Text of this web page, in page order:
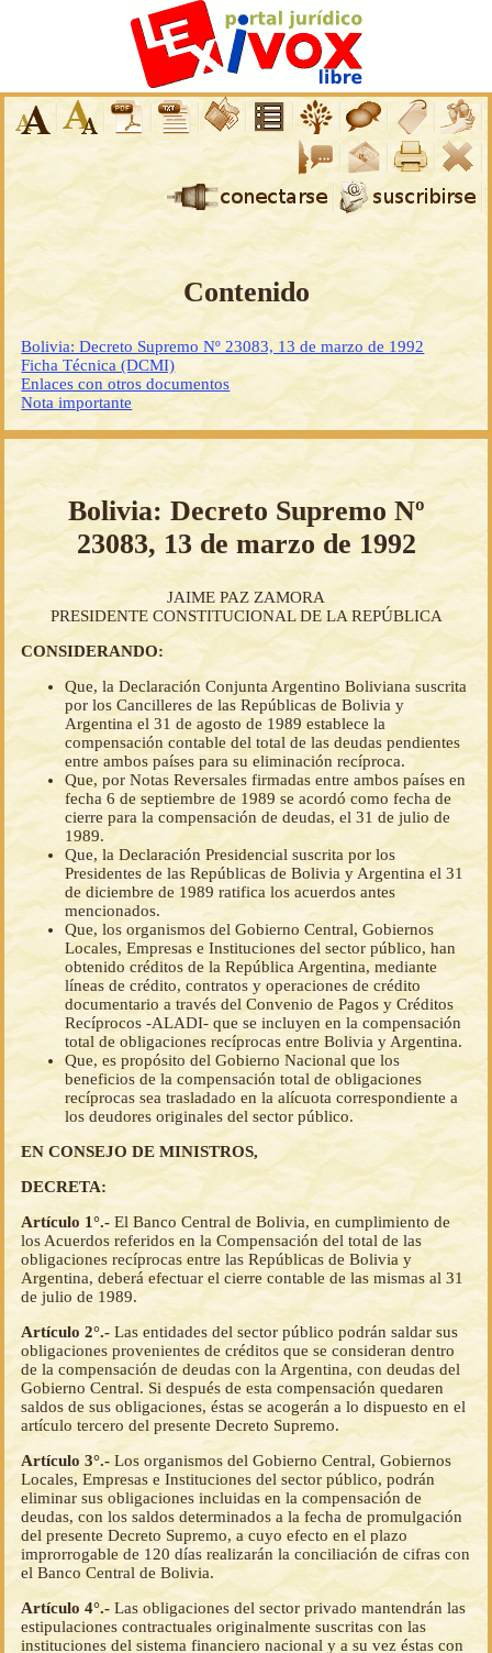
Contenido
Bolivia: Decreto Supremo Nº 23083, 13 de marzo de 1992
Ficha Técnica (DCMI)
Enlaces con otros documentos
Nota importante
Bolivia: Decreto Supremo Nº
23083, 13 de marzo de 1992
JAIME PAZ ZAMORA
PRESIDENTE CONSTITUCIONAL DE LA REPÚBLICA
CONSIDERANDO:
Que, la Declaración Conjunta Argentino Boliviana suscrita
por los Cancilleres de las Repúblicas de Bolivia y
Argentina el 31 de agosto de 1989 establece la
compensación contable del total de las deudas pendientes
entre ambos países para su eliminación recíproca.
Que, por Notas Reversales firmadas entre ambos países en
fecha 6 de septiembre de 1989 se acordó como fecha de
cierre para la compensación de deudas, el 31 de julio de
1989.
Que, la Declaración Presidencial suscrita por los
Presidentes de las Repúblicas de Bolivia y Argentina el 31
de diciembre de 1989 ratifica los acuerdos antes
mencionados.
Que, los organismos del Gobierno Central, Gobiernos
Locales, Empresas e Instituciones del sector público, han
obtenido créditos de la República Argentina, mediante
líneas de crédito, contratos y operaciones de crédito
documentario a través del Convenio de Pagos y Créditos
Recíprocos -ALADI- que se incluyen en la compensación
total de obligaciones recíprocas entre Bolivia y Argentina.
Que, es propósito del Gobierno Nacional que los
beneficios de la compensación total de obligaciones
recíprocas sea trasladado en la alícuota correspondiente a
los deudores originales del sector público.
EN CONSEJO DE MINISTROS,
DECRETA:
Artículo 1°.- El Banco Central de Bolivia, en cumplimiento de
los Acuerdos referidos en la Compensación del total de las
obligaciones recíprocas entre las Repúblicas de Bolivia y
Argentina, deberá efectuar el cierre contable de las mismas al 31
de julio de 1989.
Artículo 2°.- Las entidades del sector público podrán saldar sus
obligaciones provenientes de créditos que se consideran dentro
de la compensación de deudas con la Argentina, con deudas del
Gobierno Central. Si después de esta compensación quedaren
saldos de sus obligaciones, éstas se acogerán a lo dispuesto en el
artículo tercero del presente Decreto Supremo.
Artículo 3°.-Los organismos del Gobierno Central, Gobiernos
Locales, Empresas e Instituciones del sector público, podrán
eliminar sus obligaciones incluidas en la compensación de
deudas, con los saldos determinados a la fecha de promulgación
del presente Decreto Supremo, a cuyo efecto en el plazo
improrrogable de 120 días realizarán la conciliación de cifras con
el Banco Central de Bolivia.
Artículo 4°.- Las obligaciones del sector privado mantendrán las
estipulaciones contractuales originalmente suscritas con las
instituciones del sistema financiero nacional y a su vez éstas con